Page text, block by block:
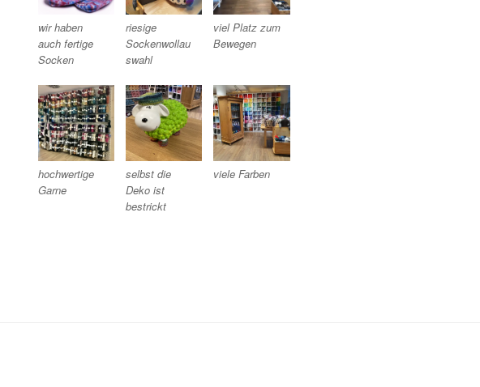
wir haben
auch fertige
Socken
riesige
Sockenwollau
swahl
viel Platz zum
Bewegen
hochwertige
Garne
selbst die
Deko ist
bestrickt
viele Farben